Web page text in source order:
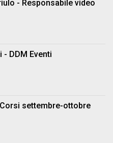
- Responsabile video
- DDM Eventi
Corsi settembre-ottobre